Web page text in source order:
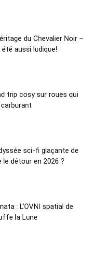
du Chevalier Noir –
été aussi ludique!
trip cosy sur roues qui
sci-fi glaçante de
le détour en 2026 ?
: L’OVNI spatial de
la Lune